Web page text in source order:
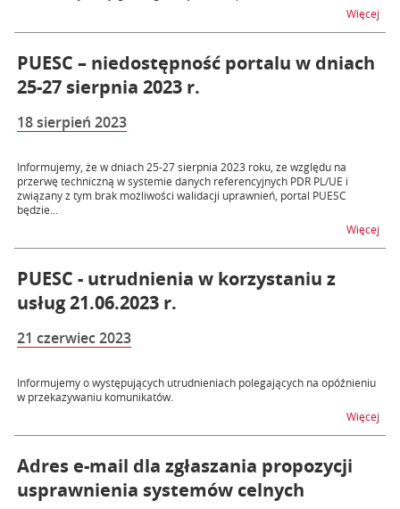
Więcej
PUESC – niedostępność portalu w dniach
25-27 sierpnia 2023 r.
18 sierpień 2023
Informujemy, że w dniach 25-27 sierpnia 2023 roku, ze względu na
przerwę techniczną w systemie danych referencyjnych PDR PL/UE i
związany z tym brak możliwości walidacji uprawnień, portal PUESC
będzie...
Więcej
PUESC - utrudnienia w korzystaniu z
usług 21.06.2023 r.
21 czerwiec 2023
Informujemy o występujących utrudnieniach polegających na opóźnieniu
w przekazywaniu komunikatów.
Więcej
Adres e-mail dla zgłaszania propozycji
usprawnienia systemów celnych